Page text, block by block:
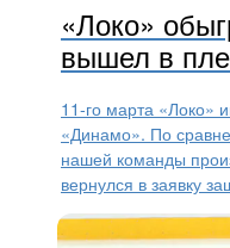
«Локо»
вышел в
11-го марта «Локо»
«Динамо». По
нашей команды
вернулся в заявку